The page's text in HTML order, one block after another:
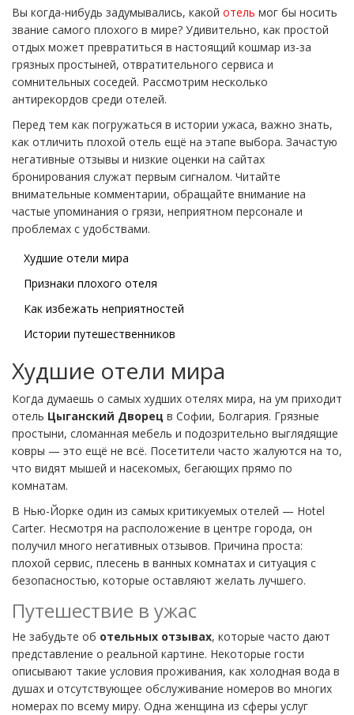
Вы когда-нибудь задумывались, какой отель мог бы носить
звание самого плохого в мире? Удивительно, как простой
отдых может превратиться в настоящий кошмар из-за
грязных простыней, отвратительного сервиса и
сомнительных соседей. Рассмотрим несколько
антирекордов среди отелей.
Перед тем как погружаться в истории ужаса, важно знать,
как отличить плохой отель ещё на этапе выбора. Зачастую
негативные отзывы и низкие оценки на сайтах
бронирования служат первым сигналом. Читайте
внимательные комментарии, обращайте внимание на
частые упоминания о грязи, неприятном персонале и
проблемах с удобствами.
Худшие отели мира
Признаки плохого отеля
Как избежать неприятностей
Истории путешественников
Худшие отели мира
Когда думаешь о самых худших отелях мира, на ум приходит
отель Цыганский Дворец в Софии, Болгария. Грязные
простыни, сломанная мебель и подозрительно выглядящие
ковры — это ещё не всё. Посетители часто жалуются на то,
что видят мышей и насекомых, бегающих прямо по
комнатам.
В Нью-Йорке один из самых критикуемых отелей — Hotel
Carter. Несмотря на расположение в центре города, он
получил много негативных отзывов. Причина проста:
плохой сервис, плесень в ванных комнатах и ситуация с
безопасностью, которые оставляют желать лучшего.
Путешествие в ужас
Не забудьте об отельных отзывах, которые часто дают
представление о реальной картине. Некоторые гости
описывают такие условия проживания, как холодная вода в
душах и отсутствующее обслуживание номеров во многих
номерах по всему миру. Одна женщина из сферы услуг